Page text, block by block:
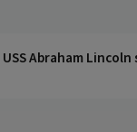
Abraham